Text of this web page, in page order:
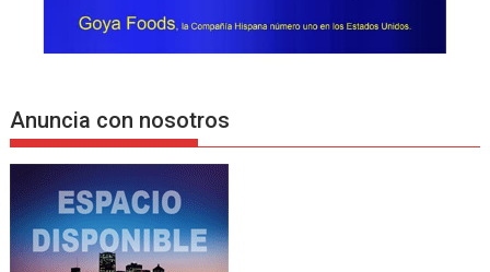
Anuncia con nosotros